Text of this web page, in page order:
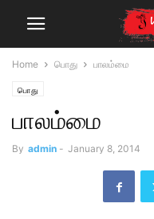
Home பொது பாலம்மை
பொது
பாலம்மை
By admin - January 8, 2014